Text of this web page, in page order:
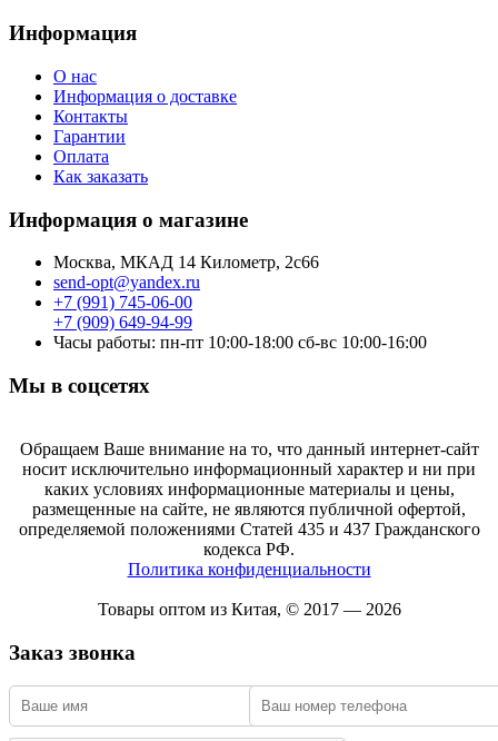
Информация
О нас
Информация о доставке
Контакты
Гарантии
Оплата
Как заказать
Информация о магазине
Москва, МКАД 14 Километр, 2с66
send-opt@yandex.ru
+7 (991) 745-06-00
+7 (909) 649-94-99
Часы работы: пн-пт 10:00-18:00 сб-вс 10:00-16:00
Мы в соцсетях
Обращаем Ваше внимание на то, что данный интернет-сайт
носит исключительно информационный характер и ни при
каких условиях информационные материалы и цены,
размещенные на сайте, не являются публичной офертой,
определяемой положениями Статей 435 и 437 Гражданского
кодекса РФ.
Политика конфиденциальности
Товары оптом из Китая, © 2017 — 2026
Заказ звонка